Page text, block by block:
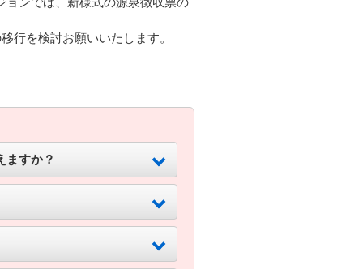
行を検討お願いいたします。
ますか？